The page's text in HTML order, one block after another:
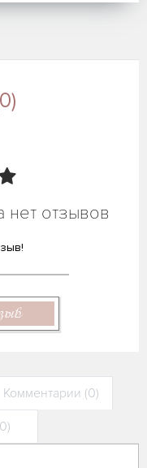
нет отзывов
Комментарии (0)